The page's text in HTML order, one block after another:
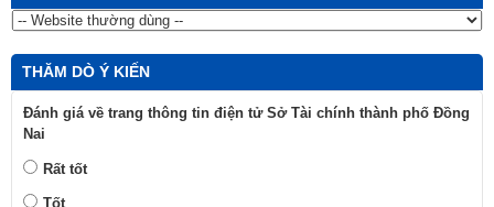
THĂM DÒ Ý KIẾN
Đánh giá về trang thông tin điện tử Sở Tài chính thành phố Đồng
Nai
Rất tốt
Tốt